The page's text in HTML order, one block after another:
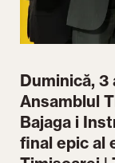
Duminică, 3
Ansamblul
Bajaga i
final epic al